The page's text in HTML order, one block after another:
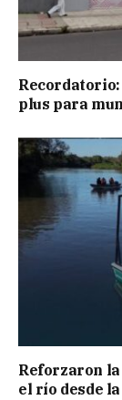
plus para
Reforzaron
el río desde